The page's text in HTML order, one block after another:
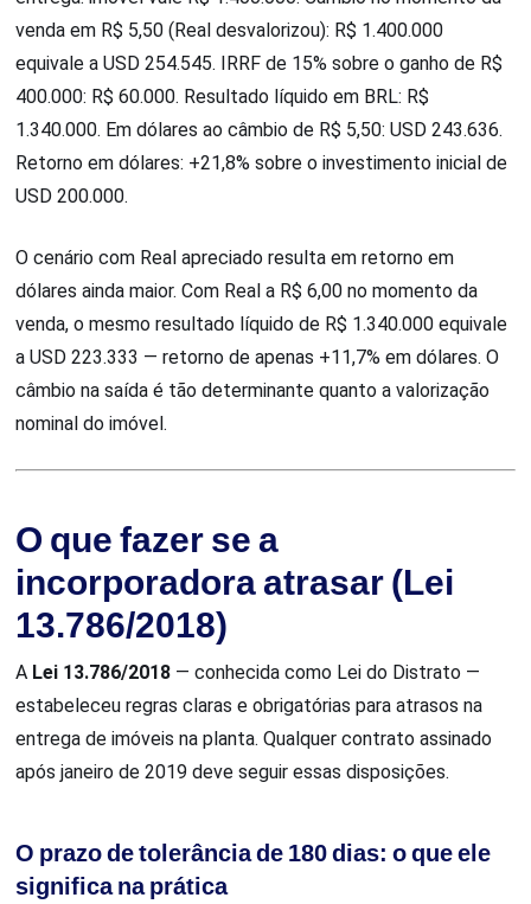
venda em R$ 5,50 (Real desvalorizou): R$ 1.400.000
equivale a USD 254.545. IRRF de 15% sobre o ganho de R$
400.000: R$ 60.000. Resultado líquido em BRL: R$
1.340.000. Em dólares ao câmbio de R$ 5,50: USD 243.636.
Retorno em dólares: +21,8% sobre o investimento inicial de
USD 200.000.
O cenário com Real apreciado resulta em retorno em
dólares ainda maior. Com Real a R$ 6,00 no momento da
venda, o mesmo resultado líquido de R$ 1.340.000 equivale
a USD 223.333 — retorno de apenas +11,7% em dólares. O
câmbio na saída é tão determinante quanto a valorização
nominal do imóvel.
O que fazer se a
incorporadora atrasar (Lei
13.786/2018)
A Lei 13.786/2018 — conhecida como Lei do Distrato —
estabeleceu regras claras e obrigatórias para atrasos na
entrega de imóveis na planta. Qualquer contrato assinado
após janeiro de 2019 deve seguir essas disposições.
O prazo de tolerância de 180 dias: o que ele
significa na prática